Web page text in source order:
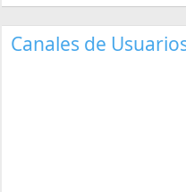
Canales de